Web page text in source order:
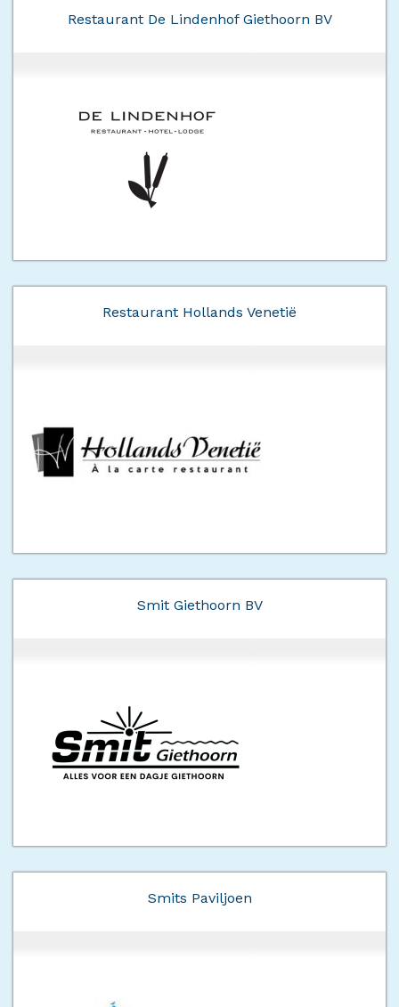
Restaurant De Lindenhof Giethoorn BV
Restaurant Hollands Venetië
Smit Giethoorn BV
Smits Paviljoen